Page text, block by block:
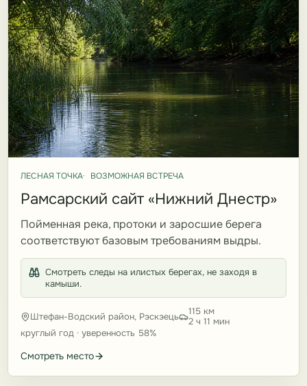
ЛЕСНАЯ ТОЧКА ВОЗМОЖНАЯ ВСТРЕЧА
Рамсарский сайт «Нижний Днестр»
Пойменная река, протоки и заросшие берега
соответствуют базовым требованиям выдры.
Смотреть следы на илистых берегах, не заходя в
камыши.
Штефан-Водский район, Рэскэець
115 км
2 ч 11 мин
круглый год · уверенность 58%
Смотреть место